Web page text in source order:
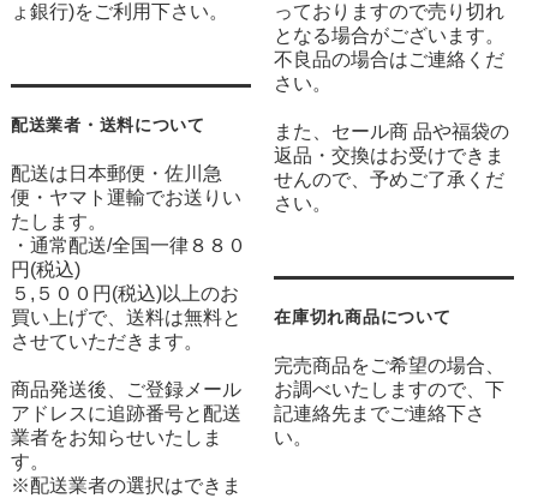
ょ銀行)をご利用下さい。
配送業者・送料について
配送は日本郵便・佐川急
便・ヤマト運輸でお送りい
たします。
・通常配送/全国一律８８０
円(税込)
５,５００円(税込)以上のお
買い上げで、送料は無料と
させていただきます。
商品発送後、ご登録メール
アドレスに追跡番号と配送
業者をお知らせいたしま
す。
※配送業者の選択はできま
っておりますので売り切れ
となる場合がございます。
不良品の場合はご連絡くだ
さい。
また、セール商 品や福袋の
返品・交換はお受けできま
せんので、予めご了承くだ
さい。
在庫切れ商品について
完売商品をご希望の場合、
お調べいたしますので、下
記連絡先までご連絡下さ
い。